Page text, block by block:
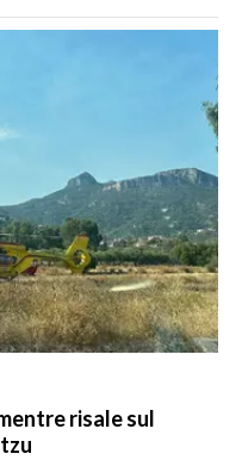
risale sul